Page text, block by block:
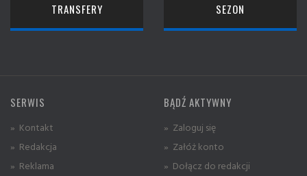
TRANSFERY SEZON
SERWIS
» Kontakt
» Redakcja
» Reklama
BĄDŹ AKTYWNY
» Zaloguj się
» Załóż konto
» Dołącz do redakcji